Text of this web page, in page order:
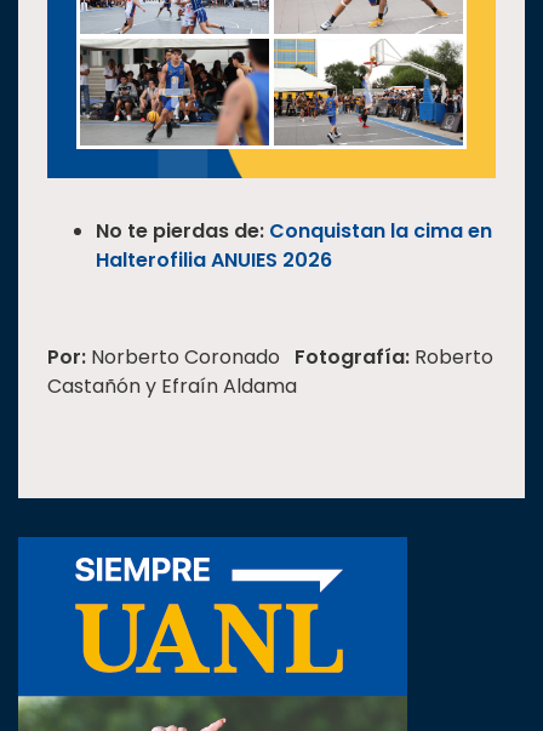
No te pierdas de: Conquistan la cima en
Halterofilia ANUIES 2026
Por: Norberto Coronado Fotografía: Roberto
Castañón y Efraín Aldama